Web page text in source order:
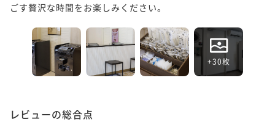
ごす贅沢な時間をお楽しみください。
+30枚
レビューの総合点